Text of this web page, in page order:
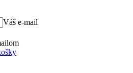
Váš e-mail